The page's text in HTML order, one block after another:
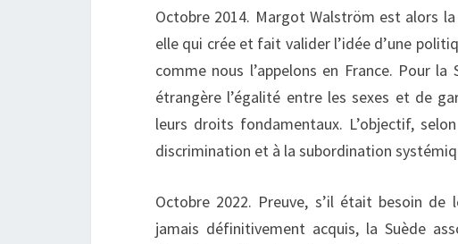
Octobre 2014. Margot Walström est alors
elle qui crée et fait valider l’idée d’une
comme nous l’appelons en France. Pour
étrangère l’égalité entre les sexes et de
leurs droits fondamentaux. L’objectif,
discrimination et à la subordination
Octobre 2022. Preuve, s’il était besoin
jamais définitivement acquis, la Suède